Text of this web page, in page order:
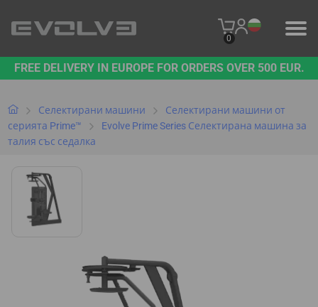
0
ПРОДУКТИ
НАШАТА МАРКА
СВЪРЖЕТЕ СЕ С НАС
B2B PLATFORM
FREE DELIVERY IN EUROPE FOR ORDERS OVER 500 EUR.
Селектирани машини
Селектирани машини от
серията Prime™
Evolve Prime Series Селектирана машина за
талия със седалка